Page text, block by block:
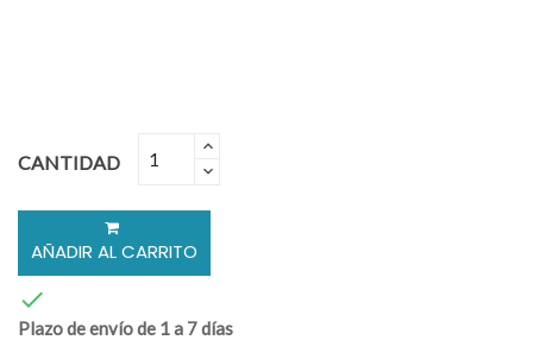
CANTIDAD
AÑADIR AL CARRITO

Plazo de envío de 1 a 7 días